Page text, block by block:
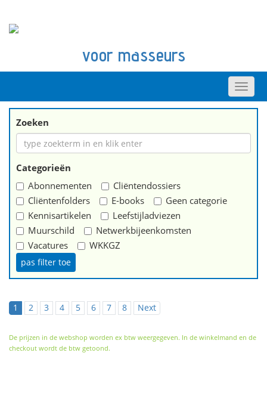
voor masseurs
Zoeken
Categorieën
Abonnementen
Cliëntendossiers
Cliëntenfolders
E-books
Geen categorie
Kennisartikelen
Leefstijladviezen
Muurschild
Netwerkbijeenkomsten
Vacatures
WKKGZ
1 2 3 4 5 6 7 8 Next
De prijzen in de webshop worden ex btw weergegeven. In de winkelmand en de
checkout wordt de btw getoond.